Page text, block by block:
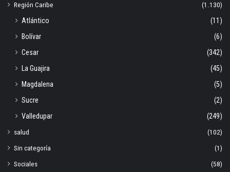
Región Caribe
(1.130)
Atlántico
(11)
Bolívar
(6)
Cesar
(342)
La Guajira
(45)
Magdalena
(5)
Sucre
(2)
Valledupar
(249)
salud
(102)
Sin categoría
(1)
Sociales
(58)